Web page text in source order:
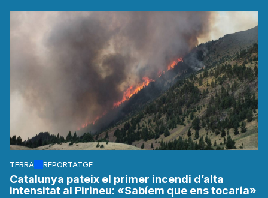
TERRA REPORTATGE
Catalunya pateix el primer incendi d’alta
intensitat al Pirineu: «Sabíem que ens tocaria»